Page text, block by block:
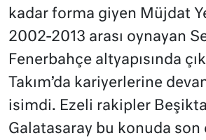
kadar forma giyen Müjdat
2002-2013 arası oynayan
Fenerbahçe altyapısında
Takım’da kariyerlerine
isimdi. Ezeli rakipler
Galatasaray bu konuda son